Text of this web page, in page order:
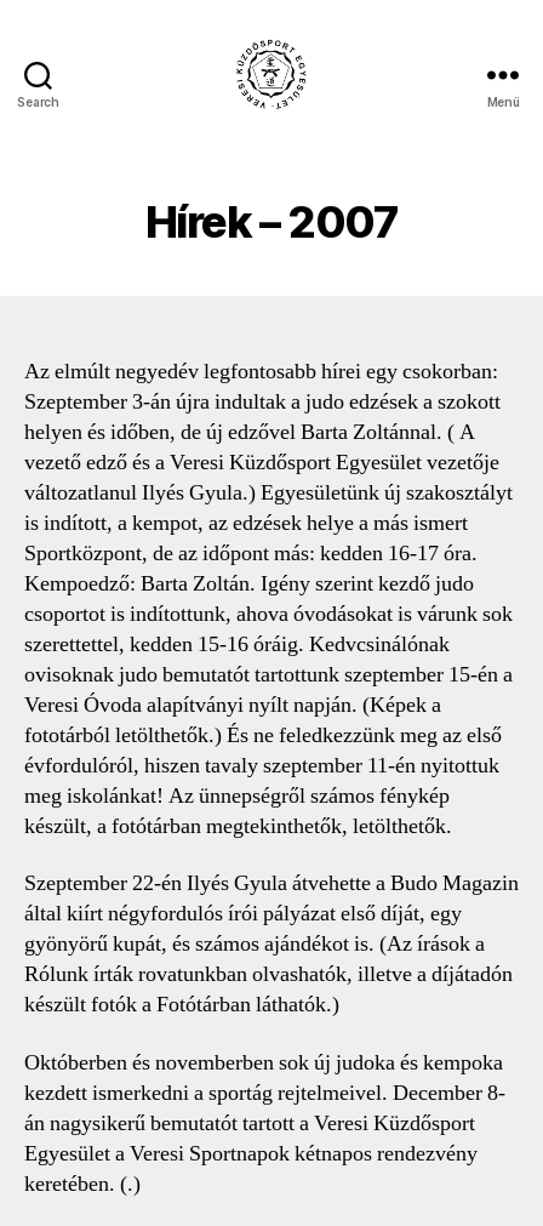
Search Menü
Hírek – 2007
Az elmúlt negyedév legfontosabb hírei egy csokorban:
Szeptember 3-án újra indultak a judo edzések a szokott
helyen és időben, de új edzővel Barta Zoltánnal. ( A
vezető edző és a Veresi Küzdősport Egyesület vezetője
változatlanul Ilyés Gyula.) Egyesületünk új szakosztályt
is indított, a kempot, az edzések helye a más ismert
Sportközpont, de az időpont más: kedden 16-17 óra.
Kempoedző: Barta Zoltán. Igény szerint kezdő judo
csoportot is indítottunk, ahova óvodásokat is várunk sok
szerettettel, kedden 15-16 óráig. Kedvcsinálónak
ovisoknak judo bemutatót tartottunk szeptember 15-én a
Veresi Óvoda alapítványi nyílt napján. (Képek a
fototárból letölthetők.) És ne feledkezzünk meg az első
évfordulóról, hiszen tavaly szeptember 11-én nyitottuk
meg iskolánkat! Az ünnepségről számos fénykép
készült, a fotótárban megtekinthetők, letölthetők.
Szeptember 22-én Ilyés Gyula átvehette a Budo Magazin
által kiírt négyfordulós írói pályázat első díját, egy
gyönyörű kupát, és számos ajándékot is. (Az írások a
Rólunk írták rovatunkban olvashatók, illetve a díjátadón
készült fotók a Fotótárban láthatók.)
Októberben és novemberben sok új judoka és kempoka
kezdett ismerkedni a sportág rejtelmeivel. December 8-
án nagysikerű bemutatót tartott a Veresi Küzdősport
Egyesület a Veresi Sportnapok kétnapos rendezvény
keretében. (.)